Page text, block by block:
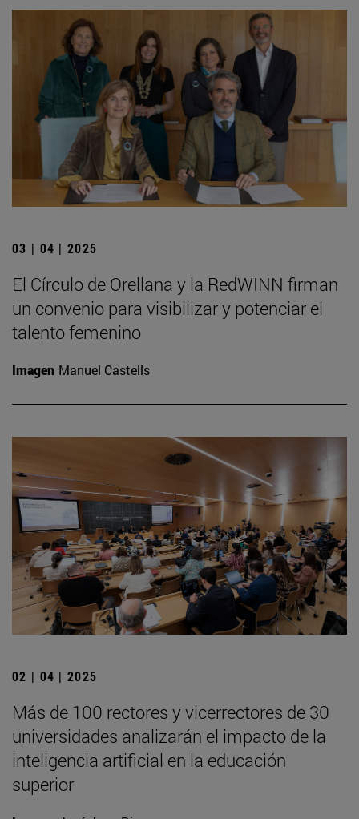
03 | 04 | 2025
El Círculo de Orellana y la RedWINN firman
un convenio para visibilizar y potenciar el
talento femenino
Imagen Manuel Castells
02 | 04 | 2025
Más de 100 rectores y vicerrectores de 30
universidades analizarán el impacto de la
inteligencia artificial en la educación
superior